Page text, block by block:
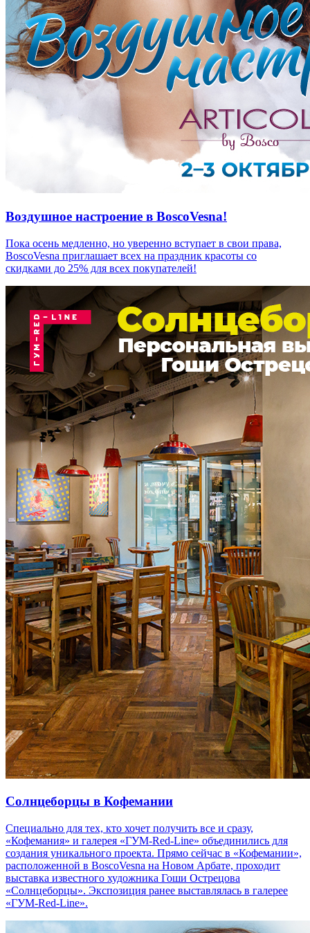
Воздушное настроение в BoscoVesna!
Пока осень медленно, но уверенно вступает в свои права,
BoscoVesna приглашает всех на праздник красоты со
скидками до 25% для всех покупателей!
Солнцеборцы в Кофемании
Специально для тех, кто хочет получить все и сразу,
«Кофемания» и галерея «ГУМ-Red-Line» объединились для
создания уникального проекта. Прямо сейчас в «Кофемании»,
расположенной в BoscoVesna на Новом Арбате, проходит
выставка известного художника Гоши Острецова
«Солнцеборцы». Экспозиция ранее выставлялась в галерее
«ГУМ-Red-Line».